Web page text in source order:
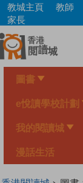
Skip
main
content
教城主頁 教師
家長
圖書
e悅讀學校計劃
我的閱讀城
漫話生活